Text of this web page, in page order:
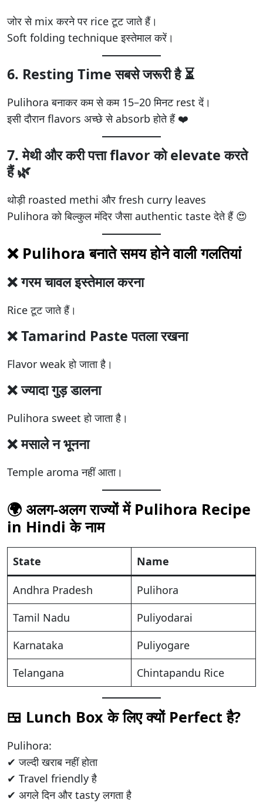
जोर से mix करने पर rice टूट जाते हैं।
Soft folding technique इस्तेमाल करें।
6. Resting Time सबसे जरूरी है ⏳
Pulihora बनाकर कम से कम 15–20 मिनट rest दें।
इसी दौरान flavors अच्छे से absorb होते हैं ❤️
7. मेथी और करी पत्ता flavor को elevate करते
हैं 🌿
थोड़ी roasted methi और fresh curry leaves
Pulihora को बिल्कुल मंदिर जैसा authentic taste देते हैं 😍
❌ Pulihora बनाते समय होने वाली गलतियां
❌ गरम चावल इस्तेमाल करना
Rice टूट जाते हैं।
❌ Tamarind Paste पतला रखना
Flavor weak हो जाता है।
❌ ज्यादा गुड़ डालना
Pulihora sweet हो जाता है।
❌ मसाले न भूनना
Temple aroma नहीं आता।
🌍 अलग-अलग राज्यों में Pulihora Recipe
in Hindi के नाम
State Name
Andhra Pradesh
Pulihora
Tamil Nadu
Puliyodarai
Karnataka
Puliyogare
Telangana
Chintapandu Rice
🍱 Lunch Box के लिए क्यों Perfect है?
Pulihora:
✔ जल्दी खराब नहीं होता
✔ Travel friendly है
✔ अगले दिन और tasty लगता है